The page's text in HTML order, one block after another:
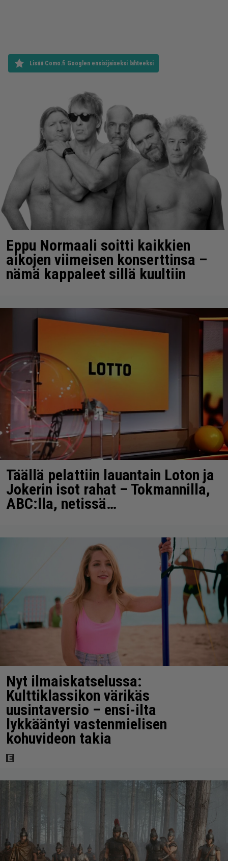
Lisää Como.fi Googlen ensisijaiseksi lähteeksi
Eppu Normaali soitti kaikkien
aikojen viimeisen konserttinsa –
nämä kappaleet sillä kuultiin
Täällä pelattiin lauantain Loton ja
Jokerin isot rahat – Tokmannilla,
ABC:lla, netissä…
Nyt ilmaiskatselussa:
Kulttiklassikon värikäs
uusintaversio – ensi-ilta
lykkääntyi vastenmielisen
kohuvideon takia